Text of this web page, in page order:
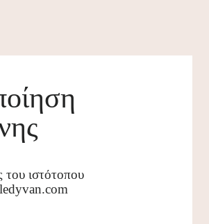
του ιστότοπου